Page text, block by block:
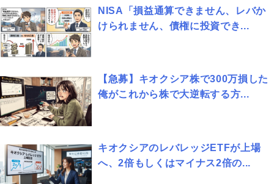
NISA「損益通算できません、レバか
けられません、債権に投資でき...
【急募】キオクシア株で300万損した
俺がこれから株で大逆転する方...
キオクシアのレバレッジETFが上場
へ、2倍もしくはマイナス2倍の...